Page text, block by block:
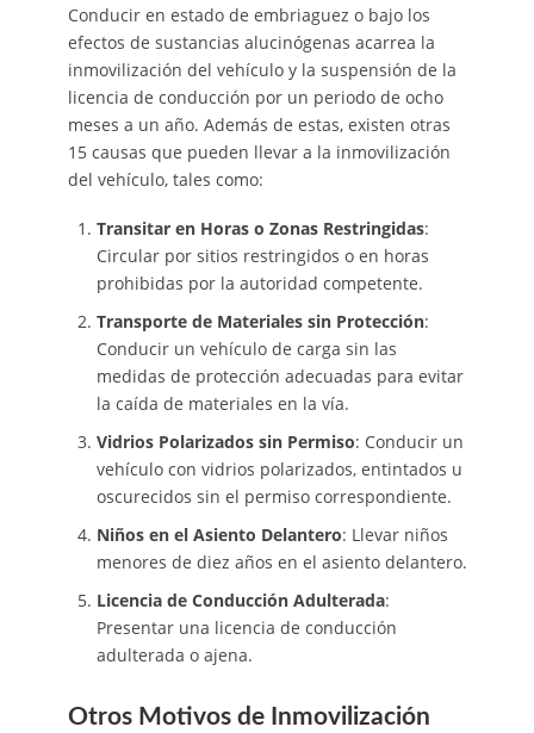
Conducir en estado de embriaguez o bajo los
efectos de sustancias alucinógenas acarrea la
inmovilización del vehículo y la suspensión de la
licencia de conducción por un periodo de ocho
meses a un año. Además de estas, existen otras
15 causas que pueden llevar a la inmovilización
del vehículo, tales como:
Transitar en Horas o Zonas Restringidas:
Circular por sitios restringidos o en horas
prohibidas por la autoridad competente.
Transporte de Materiales sin Protección:
Conducir un vehículo de carga sin las
medidas de protección adecuadas para evitar
la caída de materiales en la vía.
Vidrios Polarizados sin Permiso: Conducir un
vehículo con vidrios polarizados, entintados u
oscurecidos sin el permiso correspondiente.
Niños en el Asiento Delantero: Llevar niños
menores de diez años en el asiento delantero.
Licencia de Conducción Adulterada:
Presentar una licencia de conducción
adulterada o ajena.
Otros Motivos de Inmovilización